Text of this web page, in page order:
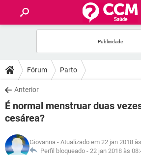
FÓRUM
SAÚDE
FAMÍLIA
NUTRIÇÃO
Fórum Parto
Anterior
É normal menstruar duas
cesárea?
Giovanna - Atualizado em 22 jan 2018
Perfil bloqueado - 22 jan 2018 às